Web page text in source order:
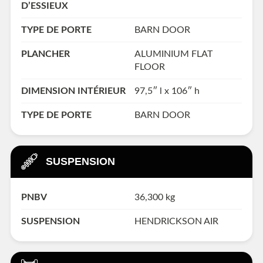
D’ESSIEUX
TYPE DE PORTE BARN DOOR
PLANCHER
ALUMINIUM FLAT
FLOOR
DIMENSION INTÉRIEUR 97,5″ l x 106″ h
TYPE DE PORTE BARN DOOR
SUSPENSION
PNBV 36,300 kg
SUSPENSION HENDRICKSON AIR